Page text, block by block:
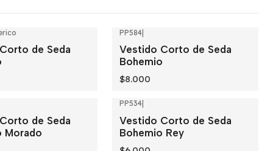
de Seda
PP584
Vestido Corto de Seda
Bohemio
$8.000
de Seda
Morado
PP534
Vestido Corto de Seda
Bohemio Rey